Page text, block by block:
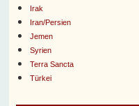
Irak
Iran/Persien
Jemen
Syrien
Terra Sancta
Türkei